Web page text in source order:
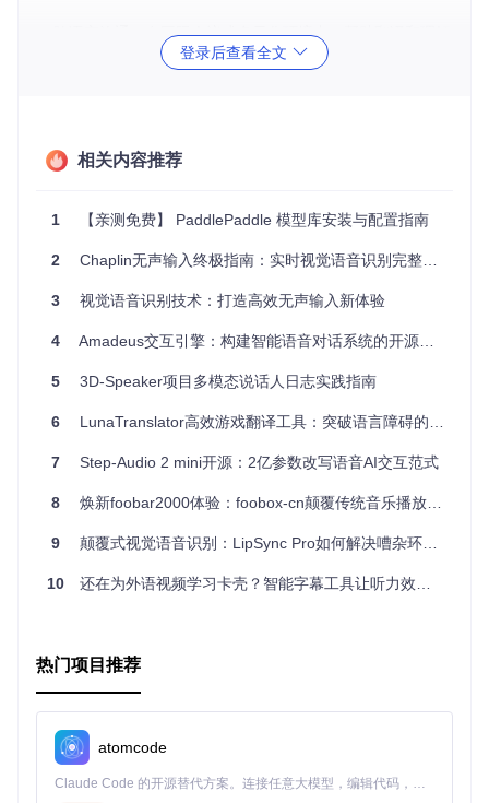
跨语言沟通：在国际会议或多元化环境中，帮助翻译和理解
不同语言的演讲。
项目特点
多语言支持 ：覆盖英语、汉语普通话、西班牙语等多国语
高精度识别：通过端到端训练，模型在多个数据集上表现
易用性：提供了详尽的教程和预训练模型，方便快速上手
实时处理：支持实时音频-视觉语音识别，适用于实时通信
找高效的VSR解决方案，这款开源项目都值得你的关注。立即
步吧！
登录后查看全文
相关内容推荐
1 【亲测免费】 PaddlePaddle 模型库安装与配置指南
2 Chaplin无声输入终极指南：实时视觉语音识别完整教程
3 视觉语音识别技术：打造高效无声输入新体验
4 Amadeus交互引擎：构建智能语音对话系统的开源解决方案
5 3D-Speaker项目多模态说话人日志实践指南
6 LunaTranslator高效游戏翻译工具：突破语言障碍的智能解决方案
7 Step-Audio 2 mini开源：2亿参数改写语音AI交互范式
8 焕新foobar2000体验：foobox-cn颠覆传统音乐播放界面的3大革新
9 颠覆式视觉语音识别：LipSync Pro如何解决嘈杂环境下的沟通障碍
10 还在为外语视频学习卡壳？智能字幕工具让听力效率提升300%
热门项目推荐
atomcode
Claude Code 的开源替代方案。连接任意大模型，编辑代码，运行命令，自动验证 — 全自动执行。用 Rust 构建，极致性能。 ｜ An open-source alternative to Claude Code. Connect any LLM, edit code, run commands, and verify changes — autonomously. Built in Rust for speed. Get Started